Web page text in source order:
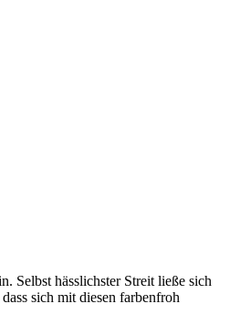
Selbst hässlichster Streit ließe sich
sich mit diesen farbenfroh